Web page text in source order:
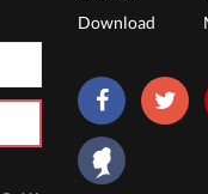
Download